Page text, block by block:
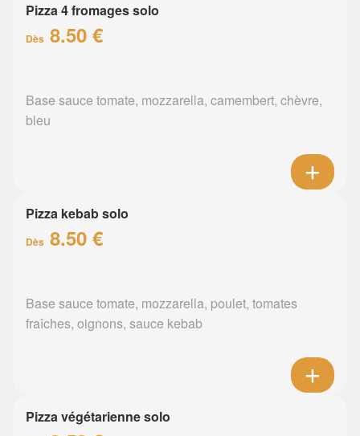
Pizza 4 fromages solo
Dès 8.50 €
Base sauce tomate, mozzarella, camembert, chèvre,
bleu
Pizza kebab solo
Dès 8.50 €
Base sauce tomate, mozzarella, poulet, tomates
fraîches, oignons, sauce kebab
Pizza végétarienne solo